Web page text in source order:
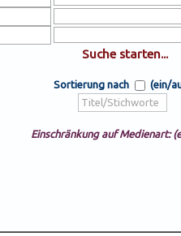
Sortierung nach (ein/
Einschränkung auf Medienart: